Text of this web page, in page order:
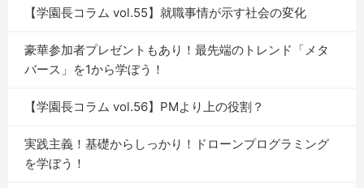
【学園長コラム vol.55】就職事情が示す社会の変化
豪華参加者プレゼントもあり！最先端のトレンド「メタ
バース」を1から学ぼう！
【学園長コラム vol.56】PMより上の役割？
実践主義！基礎からしっかり！ドローンプログラミング
を学ぼう！